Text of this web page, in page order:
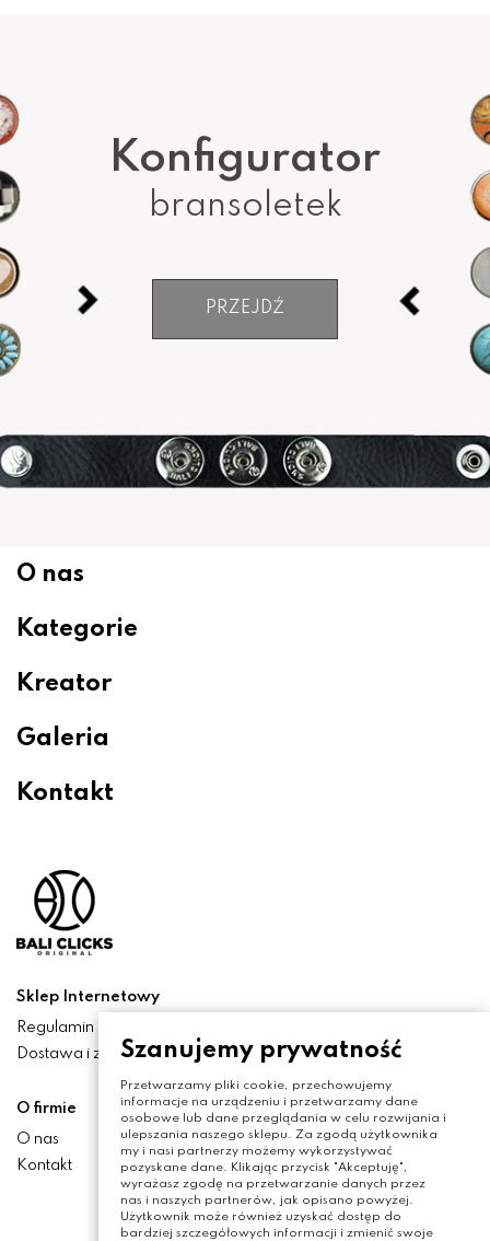
Konfigurator
bransoletek
PRZEJDŹ
O nas
Kategorie
Kreator
Galeria
Kontakt
Sklep Internetowy
Regulamin
Dostawa i zwroty
O firmie
O nas
Kontakt
Szanujemy prywatność
Przetwarzamy pliki cookie, przechowujemy
informacje na urządzeniu i przetwarzamy dane
osobowe lub dane przeglądania w celu rozwijania i
ulepszania naszego sklepu. Za zgodą użytkownika
my i nasi partnerzy możemy wykorzystywać
pozyskane dane. Klikając przycisk "Akceptuję",
wyrażasz zgodę na przetwarzanie danych przez
nas i naszych partnerów, jak opisano powyżej.
Użytkownik może również uzyskać dostęp do
bardziej szczegółowych informacji i zmienić swoje